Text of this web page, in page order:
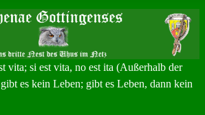
vita; si est vita, no est ita (Außerhalb der
es kein Leben; gibt es Leben, dann kein